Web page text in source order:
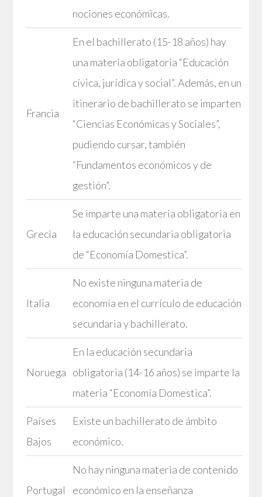
nociones económicas.
Francia
En el bachillerato (15-18 años) hay
una materia obligatoria “Educación
cívica, jurídica y social”. Además, en un
itinerario de bachillerato se imparten
“Ciencias Económicas y Sociales”,
pudiendo cursar, también
“Fundamentos económicos y de
gestión”.
Grecia
Se imparte una materia obligatoria en
la educación secundaria obligatoria
de “Economía Domestica”.
Italia
No existe ninguna materia de
economía en el currículo de educación
secundaria y bachillerato.
Noruega
En la educación secundaria
obligatoria (14-16 años) se imparte la
materia “Economía Domestica”.
Países
Bajos
Existe un bachillerato de ámbito
económico.
Portugal
No hay ninguna materia de contenido
económico en la enseñanza